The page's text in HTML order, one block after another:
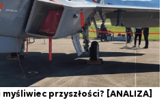
przyszłości? [ANALIZA]